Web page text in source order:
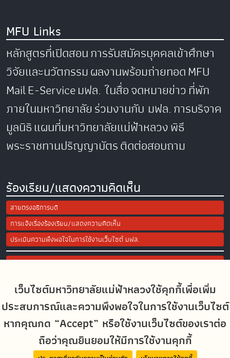
เว็บไซต์มหาวิทยาลัยแม่ฟ้าหลวงใช้คุกกี้เพื่อเพิ่ม
ประสบการณ์และความพึงพอใจในการใช้งานเว็บไซต์
หากคุณกด “Accept” หรือใช้งานเว็บไซต์ของเราต่อ
ถือว่าคุณยินยอมให้มีการใช้งานคุกกี้
MFU Links
หลักสูตรที่เปิดสอนการรับสมัครบุคคลเข้าศึกษา
วิจัยและนวัตกรรมผลงานพร้อมถ่ายทอดMFU
MailE-Serviceมฟล. ในสื่อจดหมายข่าวที่พัก
ภายในมหาวิทยาลัยร่วมงานกับ มฟล.การบริจาค
มูลนิธิแผนที่มหาวิทยาลัยแม่ฟ้าหลวงพิธี
พระราชทานปริญญาบัตรติดต่อสอบถาม
ร้องเรียน/แสดงความคิดเห็น
สายตรงอธิการบดี
การแจ้งเรื่องร้องเรียน/แสดงความคิดเห็น
ประเมินความพึงพอใจในการใช้งานเว็บไซต์ มฟล.
Site Map
Social Media